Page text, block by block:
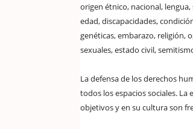
origen étnico, nacional,
edad, discapacidades,
genéticas, embarazo, religión,
sexuales, estado civil,
La defensa de los derechos
todos los espacios sociales.
objetivos y en su cultura son